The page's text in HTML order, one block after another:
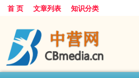
首 页 文章列表 知识分类